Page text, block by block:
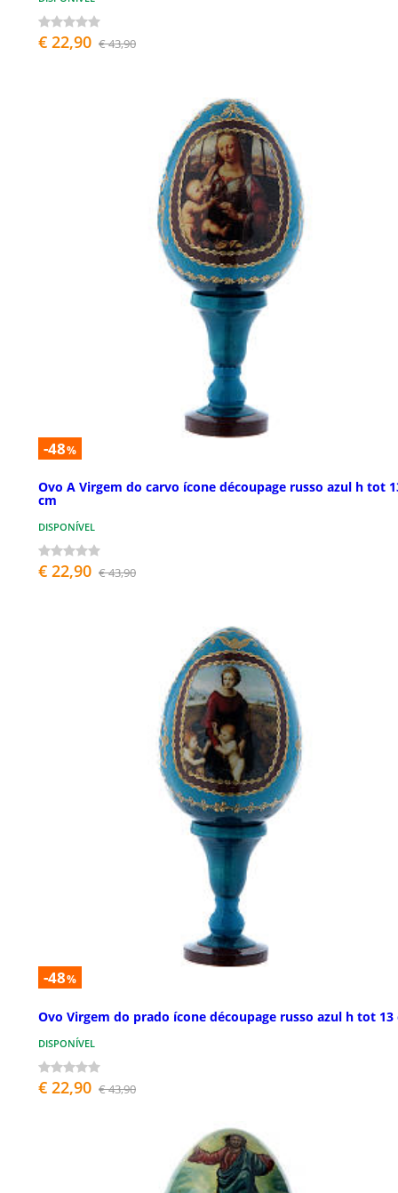
€ 22,90 € 43,90
-48%
Ovo A Virgem do carvo ícone découpage russo azul h tot
cm
DISPONÍVEL
€ 22,90 € 43,90
-48%
Ovo Virgem do prado ícone découpage russo azul h tot 13
DISPONÍVEL
€ 22,90 € 43,90